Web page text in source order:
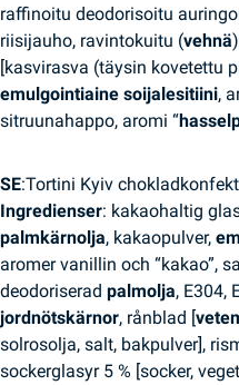
raffinoitu deodorisoitu
riisijauho, ravintokuitu (vehnä
[kasvirasva (täysin kovetettu
emulgointiaine soijalesitiini,
sitruunahappo, aromi “
SE:Tortini Kyiv chokladkonfekt
Ingredienser: kakaohaltig
palmkärnolja, kakaopulver,
aromer vanillin och “kakao”,
deodoriserad palmolja, E304,
jordnötskärnor, rånblad [
solrosolja, salt, bakpulver],
sockerglasyr 5 % [socker,